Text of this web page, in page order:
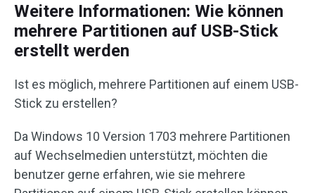
Weitere Informationen: Wie können
mehrere Partitionen auf USB-Stick
erstellt werden
Ist es möglich, mehrere Partitionen auf einem USB-
Stick zu erstellen?
Da Windows 10 Version 1703 mehrere Partitionen
auf Wechselmedien unterstützt, möchten die
benutzer gerne erfahren, wie sie mehrere